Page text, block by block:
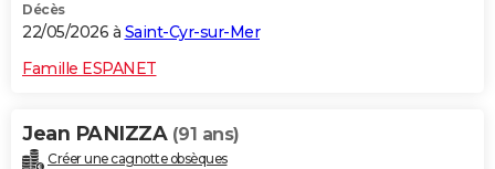
Décès
22/05/2026 à Saint-Cyr-sur-Mer
Famille ESPANET
Jean PANIZZA (91 ans)
Créer une cagnotte obsèques